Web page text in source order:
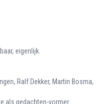
eigenlijk.
Ralf Dekker, Martin Bosma,
als gedachten-vormer.